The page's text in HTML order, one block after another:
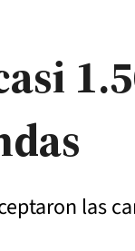
las